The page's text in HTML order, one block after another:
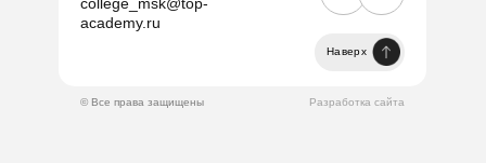
© Все права защищены Разработка сайта
Наверх
academy.ru